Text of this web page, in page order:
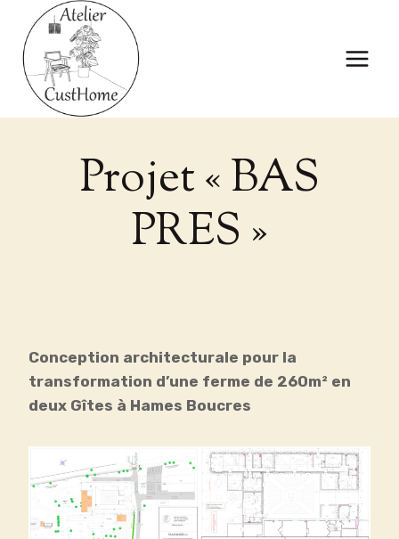
content
Projet « BAS
PRES »
Conception architecturale pour la
transformation d’une ferme de 260m² en
deux Gîtes à Hames Boucres